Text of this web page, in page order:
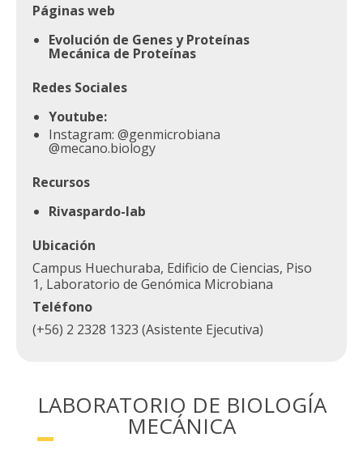
Páginas web
Evolución de Genes y Proteínas
Mecánica de Proteínas
Redes Sociales
Youtube:
Instagram: @genmicrobiana
@mecano.biology
Recursos
Rivaspardo-lab
Ubicación
Campus Huechuraba, Edificio de Ciencias, Piso
1, Laboratorio de Genómica Microbiana
Teléfono
(+56) 2 2328 1323 (Asistente Ejecutiva)
LABORATORIO DE BIOLOGÍA
MECÁNICA